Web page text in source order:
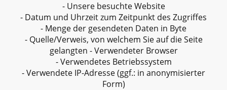
- Unsere besuchte Website
- Datum und Uhrzeit zum Zeitpunkt des Zugriffes
- Menge der gesendeten Daten in Byte
- Quelle/Verweis, von welchem Sie auf die Seite
gelangten - Verwendeter Browser
- Verwendetes Betriebssystem
- Verwendete IP-Adresse (ggf.: in anonymisierter
Form)